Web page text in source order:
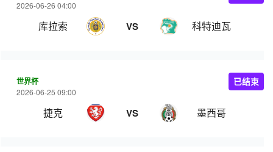
2026-06-26 04:00
库拉索 VS 科特迪瓦
世界杯
2026-06-25 09:00
捷克 VS 墨西哥
已结束